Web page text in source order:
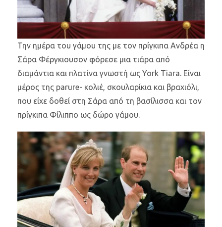
Την ημέρα του γάμου της με τον πρίγκιπα Ανδρέα η
Σάρα Φέργκιουσον φόρεσε μια τιάρα από
διαμάντια και πλατίνα γνωστή ως York Tiara. Είναι
μέρος της parure- κολιέ, σκουλαρίκια και βραχιόλι,
που είχε δοθεί στη Σάρα από τη βασίλισσα και τον
πρίγκιπα Φίλιππο ως δώρο γάμου.